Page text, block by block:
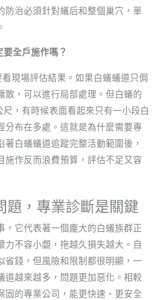
防治必須針對蟻后和整個巢穴，單
要全戶施作嗎？
現場評估結果。如果白蟻蟻道只侷
散，可以進行局部處理。但白蟻的
，有時候表面看起來只有一小段白
分布在多處。這就是為什麼需要專
著白蟻蟻道追蹤完整活動範圍後，
施作反而浪費預算，評估不足又容
題，專業診斷是關鍵
，它代表著一個龐大的白蟻族群正
力不容小覷，拖越久損失越大。自
省錢，但風險和限制都很明顯，一
道越來越多，問題更加惡化。相較
固的專業公司，能更快速、更安全